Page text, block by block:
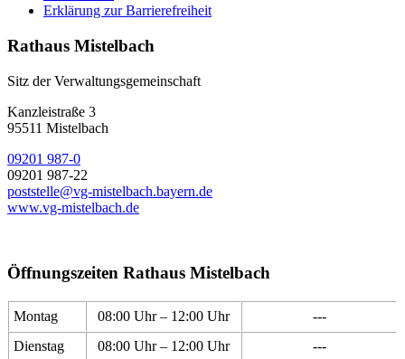
Erklärung zur Barrierefreiheit
Rathaus Mistelbach
Sitz der Verwaltungsgemeinschaft
Kanzleistraße 3
95511 Mistelbach
09201 987-0
09201 987-22
poststelle@vg-mistelbach.bayern.de
www.vg-mistelbach.de
Öffnungszeiten Rathaus Mistelbach
Montag 08:00 Uhr – 12:00 Uhr
---
Dienstag
08:00 Uhr – 12:00 Uhr
---